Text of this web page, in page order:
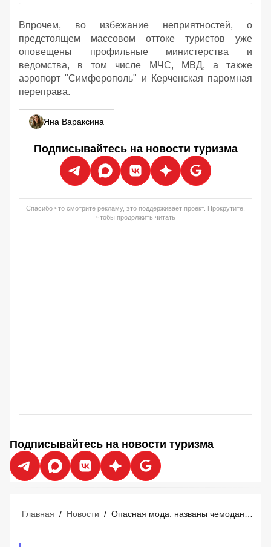
Впрочем, во избежание неприятностей, о
предстоящем массовом оттоке туристов уже
оповещены профильные министерства и
ведомства, в том числе МЧС, МВД, а также
аэропорт "Симферополь" и Керченская паромная
переправа.
Яна Вараксина
Подписывайтесь на новости туризма
Спасибо что смотрите рекламу, это поддерживает проект. Прокрутите,
чтобы продолжить читать
Подписывайтесь на новости туризма
Главная / Новости /